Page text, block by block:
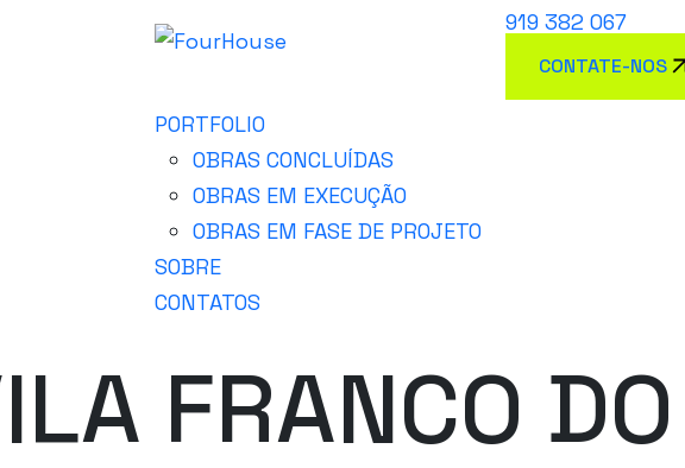
PORTFOLIO
OBRAS CONCLUÍDAS
OBRAS EM EXECUÇÃO
OBRAS EM FASE DE PROJETO
SOBRE
CONTATOS
919 382 067
CONTATE-NOS
FRANCO DO